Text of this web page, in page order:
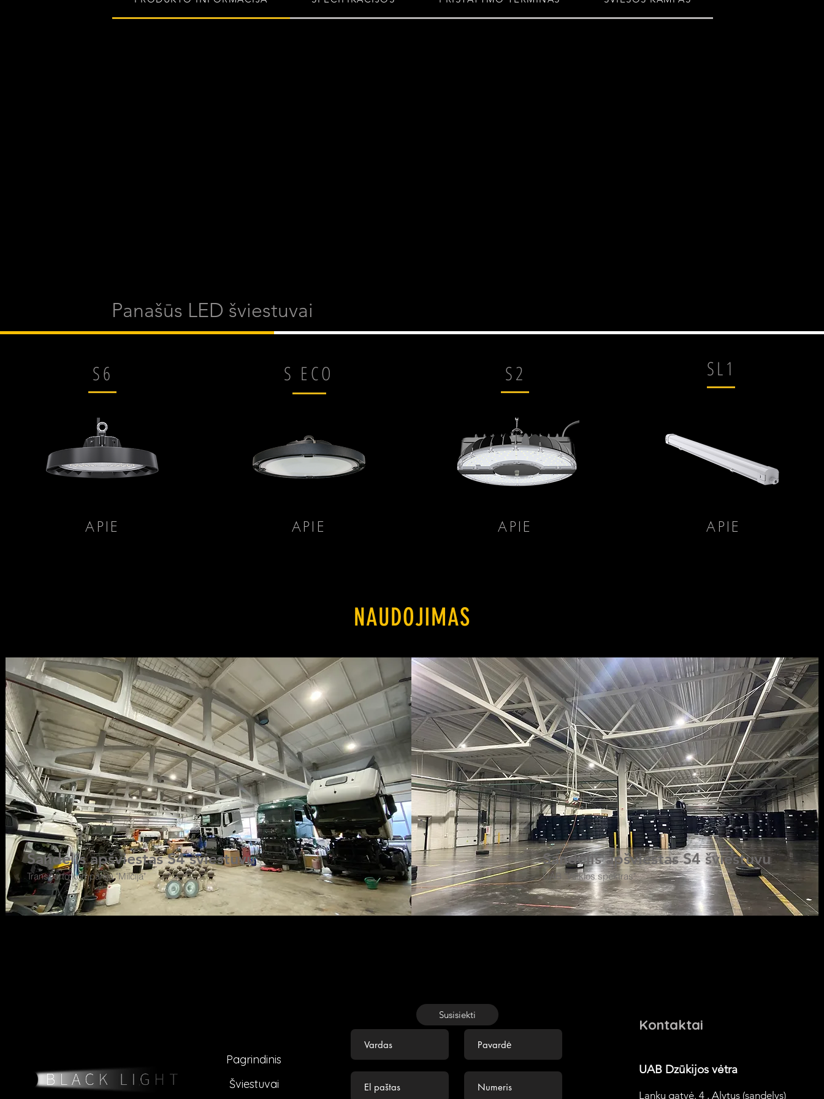
Panašūs LED šviestuvai
S6
APIE
S ECO
APIE
S2
APIE
SL1
APIE
NAUDOJIMAS
Sandėlis apšviestas S4 šviestuvu
Transporto kompanija "Milčija"
Sandėlis apšviestas S4 šviestuvu
UAB "Veiklos spektras"
Pagrindinis
Šviestuvai
Susisiekti
Kontaktai
UAB Dzūkijos vėtra
Lankų gatvė. 4 , Alytus (sandel ys)